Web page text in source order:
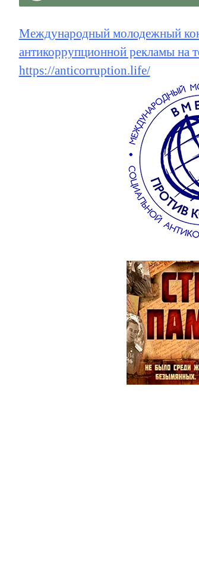
Международный молодежный
антикоррупционной рекламы на
https://anticorruption.life/